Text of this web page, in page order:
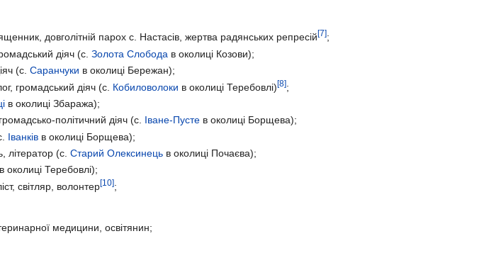
довголітній парох с. Настасів, жертва радянських репресій[7];
діяч (с.Золота Слобода в околиці Козови);
(с.Саранчуки в околиці Бережан);
громадський діяч (с. Кобиловолоки в околиці Теребовлі)[8];
в околиці Збаража);
політичний діяч (с. Іване-Пусте в околиці Борщева);
Іванків в околиці Борщева);
літератор (с.Старий Олексинець в околиці Почаєва);
в околиці Теребовлі);
світляр, волонтер[10];
медицини, освітянин;